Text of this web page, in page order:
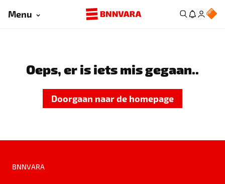
Menu
Oeps, er is iets mis gegaan..
Doorgaan naar de homepage
BNNVARA